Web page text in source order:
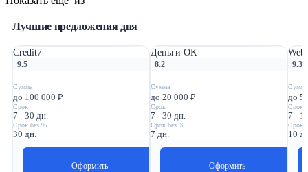
Лучшие предложения дня
Credit7
9.5
Сумма
до 100 000 ₽
Срок
7 - 30 дн.
Срок без %
30 дн.
Оформить
Деньги ОК
8.2
Сумма
до 20 000 ₽
Срок
7 - 30 дн.
Срок без %
7 дн.
Оформить
9.3
Сумма
до 5
Срок
7 -
Срок
10